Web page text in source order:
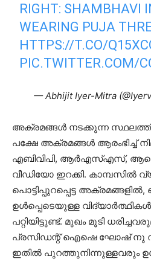
RIGHT: SHAMBHAVI
WEARING PUJA
HTTPS://T.CO/
PIC.TWITTER.COM/
— Abhijit Iyer-Mitra
അക്രമങ്ങൾ നടക്കുന്ന സ്ഥലത്ത്
പക്ഷേ അക്രമങ്ങൾ ആരംഭിച്ച്
എബിവിപി, ആർഎസ്എസ്,
വീഡിയോ ഇറക്കി. കാമ്പസിൽ
പൊട്ടിപ്പുറപ്പെട്ട
ഉൾപ്പെടെയുള്ള
പറ്റിയിട്ടുണ്ട്. മുഖം മൂടി
പ്രസിഡന്റ് ഐഷെ ഘോഷ് നു
ഇതിൽ പുറത്തുനിന്നുള്ളവരും